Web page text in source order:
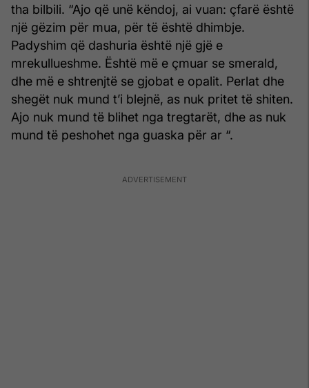
tha bilbili. “Ajo që unë këndoj, ai vuan: çfarë është
një gëzim për mua, për të është dhimbje.
Padyshim që dashuria është një gjë e
mrekullueshme. Është më e çmuar se smerald,
dhe më e shtrenjtë se gjobat e opalit. Perlat dhe
shegët nuk mund t’i blejnë, as nuk pritet të shiten.
Ajo nuk mund të blihet nga tregtarët, dhe as nuk
mund të peshohet nga guaska për ar “.